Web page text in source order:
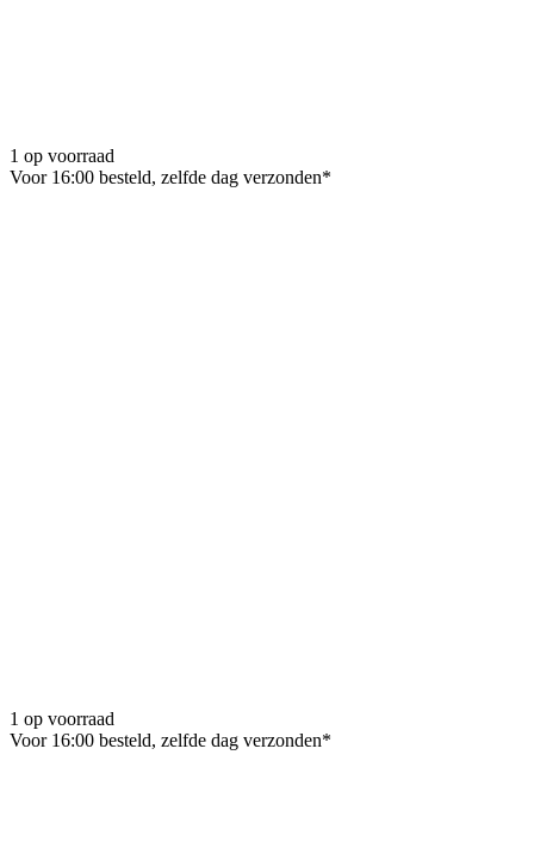
1 op voorraad
Voor 16:00 besteld, zelfde dag verzonden*
1 op voorraad
Voor 16:00 besteld, zelfde dag verzonden*